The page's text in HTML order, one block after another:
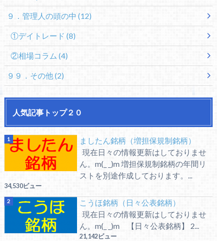
９．管理人の頭の中 (12)
①デイトレード (8)
②相場コラム (4)
９９．その他(2)
人気記事トップ２０
ましたん銘柄（増担保規制銘柄）
現在日々の情報更新はしておりませ
ん。m(_ _)m 増担保規制銘柄の年間リ
ストを別途作成しております。...
34,530ビュー
こうほ銘柄（日々公表銘柄）
現在日々の情報更新はしておりませ
ん。m(_ _)m 【日々公表銘柄】 2...
21,142ビュー